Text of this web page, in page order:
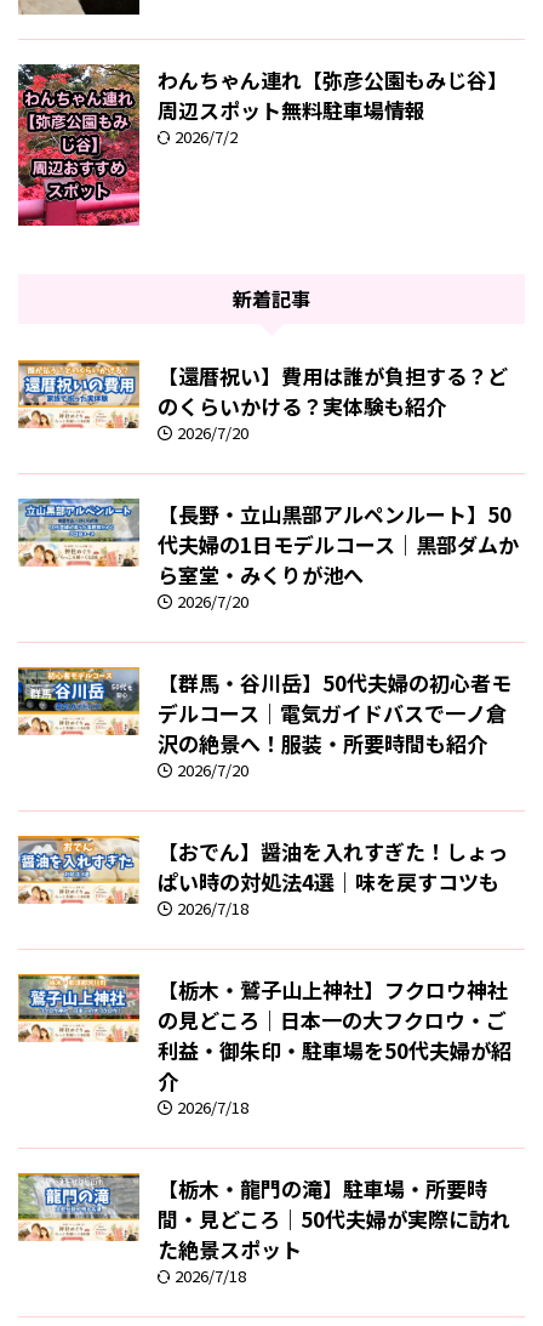
わんちゃん連れ【弥彦公園もみじ谷】
周辺スポット無料駐車場情報
2026/7/2
新着記事
【還暦祝い】費用は誰が負担する？ど
のくらいかける？実体験も紹介
2026/7/20
【長野・立山黒部アルペンルート】50
代夫婦の1日モデルコース｜黒部ダムか
ら室堂・みくりが池へ
2026/7/20
【群馬・谷川岳】50代夫婦の初心者モ
デルコース｜電気ガイドバスで一ノ倉
沢の絶景へ！服装・所要時間も紹介
2026/7/20
【おでん】醤油を入れすぎた！しょっ
ぱい時の対処法4選｜味を戻すコツも
2026/7/18
【栃木・鷲子山上神社】フクロウ神社
の見どころ｜日本一の大フクロウ・ご
利益・御朱印・駐車場を50代夫婦が紹
介
2026/7/18
【栃木・龍門の滝】駐車場・所要時
間・見どころ｜50代夫婦が実際に訪れ
た絶景スポット
2026/7/18